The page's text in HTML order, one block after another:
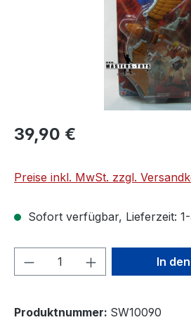
39,90 €
Preise inkl. MwSt. zzgl.
Sofort verfügbar, Lieferzeit: 1-
Produkt Anzahl: Gib
In
Produktnummer: SW10090